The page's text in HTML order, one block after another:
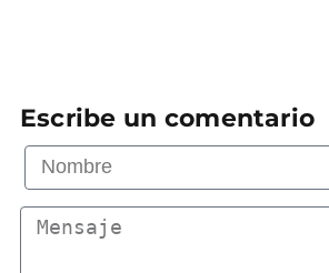
Escribe un comentario